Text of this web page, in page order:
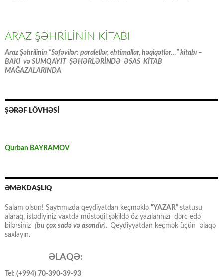
ARAZ ŞƏHRİLİNİN KİTABI
Araz Şəhrilinin “Səfəvilər: paralellər, ehtimallar, həqiqətlər…” kitabı –
BAKI və SUMQAYIT ŞƏHƏRLƏRİNDƏ ƏSAS KİTAB
MAĞAZALARINDA
ŞƏRƏF LÖVHƏSİ
Qurban BAYRAMOV
ƏMƏKDAŞLIQ
Salam olsun! Saytımızda qeydiyatdan keçməklə “YAZAR” statusu
alaraq, istədiyiniz vaxtda müstəqil şəkildə öz yazılarınızı dərc edə
bilərsiniz (bu çox sadə və asandır). Qeydiyyatdan keçmək üçün əlaqə
saxlayın.
ƏLAQƏ:
Tel: (+994) 70-390-39-93